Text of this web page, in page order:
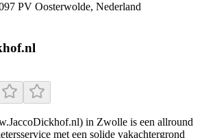
PV Oosterwolde, Nederland
in Zwolle is een allround
met een solide vakachtergrond